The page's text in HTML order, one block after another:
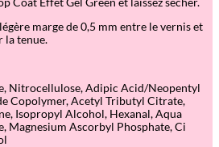
marge de 0,5 mm entre le vernis et
la tenue.
Nitrocellulose, Adipic Acid/Neopentyl
Copolymer, Acetyl Tributyl Citrate,
Isopropyl Alcohol, Hexanal, Aqua
Magnesium Ascorbyl Phosphate, Ci